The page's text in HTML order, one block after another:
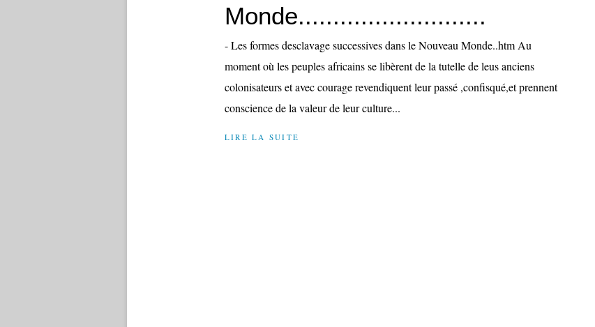
Monde...........................
- Les formes desclavage successives dans le Nouveau Monde..htm Au
moment où les peuples africains se libèrent de la tutelle de leus anciens
colonisateurs et avec courage revendiquent leur passé ,confisqué,et prennent
conscience de la valeur de leur culture...
LIRE LA SUITE